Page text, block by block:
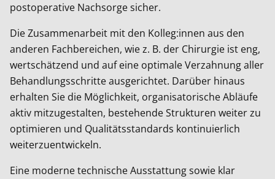
postoperative Nachsorge sicher.
Die Zusammenarbeit mit den Kolleg:innen aus den
anderen Fachbereichen, wie z. B. der Chirurgie ist eng,
wertschätzend und auf eine optimale Verzahnung aller
Behandlungsschritte ausgerichtet. Darüber hinaus
erhalten Sie die Möglichkeit, organisatorische Abläufe
aktiv mitzugestalten, bestehende Strukturen weiter zu
optimieren und Qualitätsstandards kontinuierlich
weiterzuentwickeln.
Eine moderne technische Ausstattung sowie klar